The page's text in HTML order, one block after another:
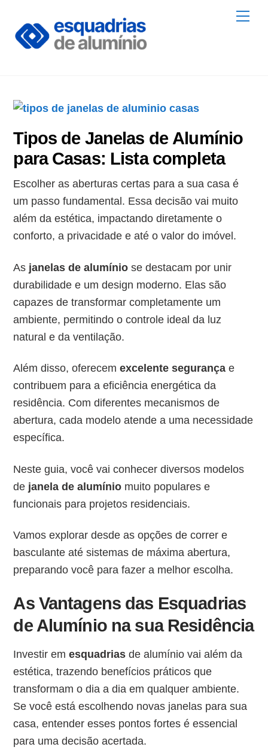
content
Tipos de Janelas de Alumínio
para Casas: Lista completa
Escolher as aberturas certas para a sua casa é
um passo fundamental. Essa decisão vai muito
além da estética, impactando diretamente o
conforto, a privacidade e até o valor do imóvel.
As janelas de alumínio se destacam por unir
durabilidade e um design moderno. Elas são
capazes de transformar completamente um
ambiente, permitindo o controle ideal da luz
natural e da ventilação.
Além disso, oferecemexcelente segurança e
contribuem para a eficiência energética da
residência. Com diferentes mecanismos de
abertura, cada modelo atende a uma necessidade
específica.
Neste guia, você vai conhecer diversos modelos
de janela de alumínio muito populares e
funcionais para projetos residenciais.
Vamos explorar desde as opções de correr e
basculante até sistemas de máxima abertura,
preparando você para fazer a melhor escolha.
As Vantagens das Esquadrias
de Alumínio na sua Residência
Investir emesquadrias de alumínio vai além da
estética, trazendo benefícios práticos que
transformam o dia a dia em qualquer ambiente.
Se você está escolhendo novas janelas para sua
casa, entender esses pontos fortes é essencial
para uma decisão acertada.